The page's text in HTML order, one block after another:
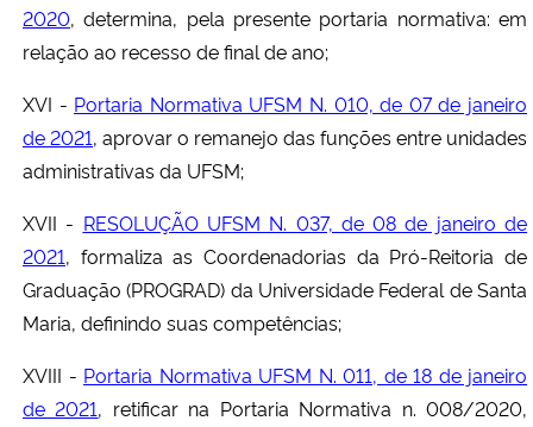
2020, determina, pela presente portaria normativa: em
relação ao recesso de final de ano;
XVI - Portaria Normativa UFSM N. 010, de 07 de janeiro
de 2021, aprovar o remanejo das funções entre unidades
administrativas da UFSM;
XVII - RESOLUÇÃO UFSM N. 037, de 08 de janeiro de
2021, formaliza as Coordenadorias da Pró-Reitoria de
Graduação (PROGRAD) da Universidade Federal de Santa
Maria, definindo suas competências;
XVIII - Portaria Normativa UFSM N. 011, de 18 de janeiro
de 2021, retificar na Portaria Normativa n. 008/2020,